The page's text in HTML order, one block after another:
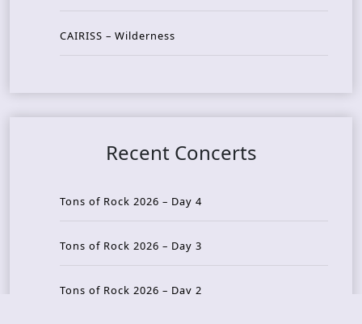
CAIRISS – Wilderness
Recent Concerts
Tons of Rock 2026 – Day 4
Tons of Rock 2026 – Day 3
Tons of Rock 2026 – Day 2